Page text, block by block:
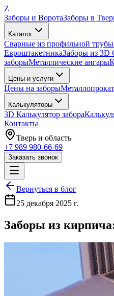
Z
Заборы и ВоротаЗаборы в
Каталог
Сварные из профильной трубы
ЕвроштакетникаЗаборы из 3D
заборыМеталлические ангары
Цены и услуги
Цены на заборыМеталлопрокат
Калькуляторы
3D Калькулятор забора
Контакты
Тверь и область
+7 989 980-66-69
Заказать звонок
Вернуться в блог
25 декабря 2025 г.
Заборы из